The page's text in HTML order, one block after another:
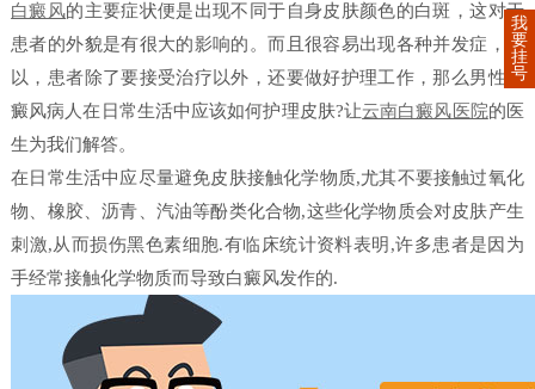
白癜风的主要症状便是出现不同于自身皮肤颜色的白斑，这对于
患者的外貌是有很大的影响的。而且很容易出现各种并发症，所
以，患者除了要接受治疗以外，还要做好护理工作，那么男性白
癜风病人在日常生活中应该如何护理皮肤?让云南白癜风医院的医
生为我们解答。
在日常生活中应尽量避免皮肤接触化学物质,尤其不要接触过氧化
物、橡胶、沥青、汽油等酚类化合物,这些化学物质会对皮肤产生
刺激,从而损伤黑色素细胞.有临床统计资料表明,许多患者是因为
手经常接触化学物质而导致白癜风发作的.
我
要
挂
号